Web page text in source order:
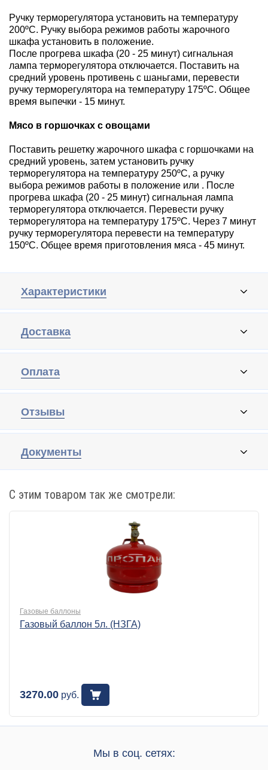
Ручку терморегулятора установить на температуру
200ºС. Ручку выбора режимов работы жарочного
шкафа установить в положение.
После прогрева шкафа (20 - 25 минут) сигнальная
лампа терморегулятора отключается. Поставить на
средний уровень противень с шаньгами, перевести
ручку терморегулятора на температуру 175ºС. Общее
время выпечки - 15 минут.
Мясо в горшочках с овощами
Поставить решетку жарочного шкафа с горшочками на
средний уровень, затем установить ручку
терморегулятора на температуру 250ºС, а ручку
выбора режимов работы в положение или . После
прогрева шкафа (20 - 25 минут) сигнальная лампа
терморегулятора отключается. Перевести ручку
терморегулятора на температуру 175ºС. Через 7 минут
ручку терморегулятора перевести на температуру
150ºС. Общее время приготовления мяса - 45 минут.
Характеристики
Доставка
Оплата
Отзывы
Документы
С этим товаром так же смотрели:
Газовые баллоны
Газовый баллон 5л. (НЗГА)
3270.00 руб.
Мы в соц. сетях: